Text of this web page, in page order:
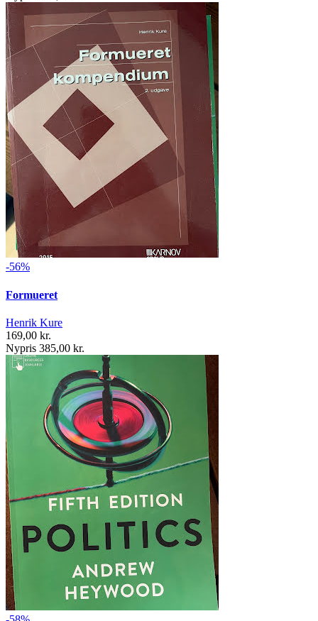
-56%
Formueret
Henrik Kure
169,00 kr.
Nypris 385,00 kr.